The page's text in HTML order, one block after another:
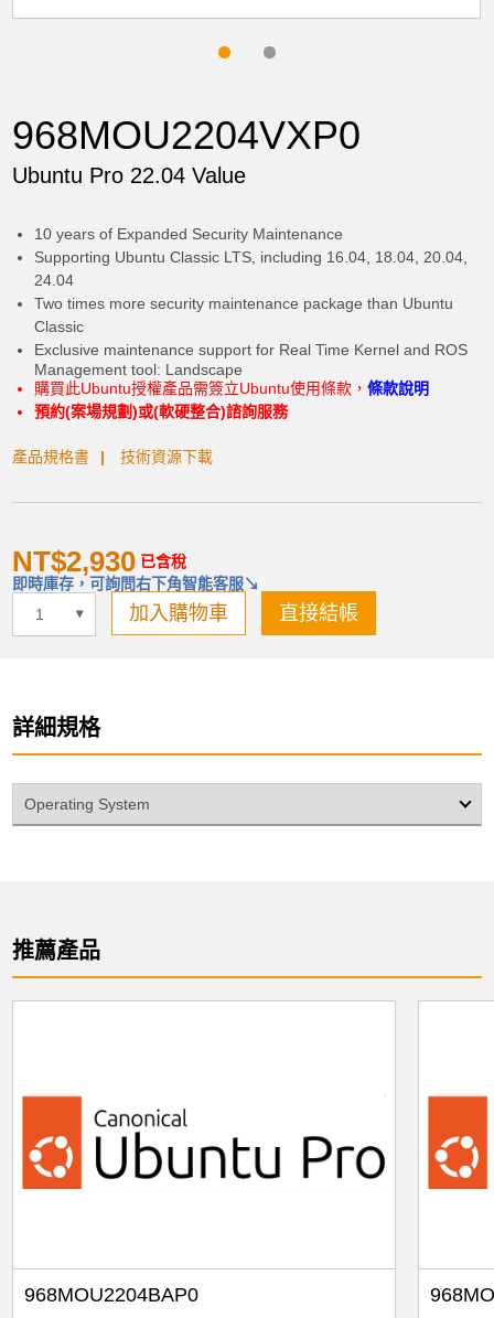
968MOU2204VXP0
Ubuntu Pro 22.04 Value
10 years of Expanded Security Maintenance
Supporting Ubuntu Classic LTS, including 16.04, 18.04, 20.04,
24.04
Two times more security maintenance package than Ubuntu
Classic
Exclusive maintenance support for Real Time Kernel and ROS
Management tool: Landscape
購買此Ubuntu授權產品需簽立Ubuntu使用條款，條款說明
預約(案場規劃)或(軟硬整合)諮詢服務
產品規格書 技術資源下載
NT$2,930 已含稅
即時庫存，可詢問右下角智能客服↘
加入購物車 直接結帳
加入購物車
> 前往結帳
詳細規格
Operating System
推薦產品
968MOU2204BAP0